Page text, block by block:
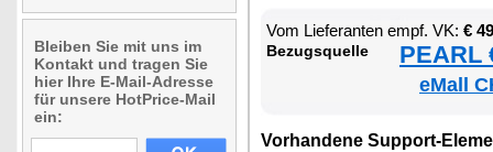
Bleiben Sie mit uns im
Kontakt und tragen Sie
hier Ihre E-Mail-Adresse
für unsere HotPrice-Mail
ein:
Vom Lie­fe­ran­ten empf. VK: €
Be­zugs­quel­le PEARL
eMall
Vor­han­de­ne Sup­port-